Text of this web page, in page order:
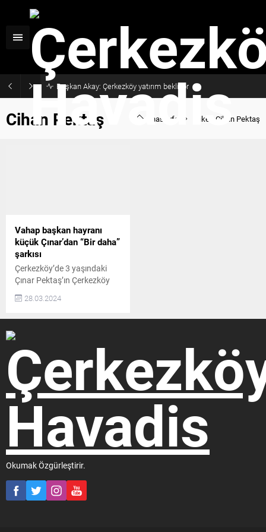
Başkan Akay: Çerkezköy yatırım bekliyor
Cihan Pektaş Anasayfa Etiket: Cihan Pektaş
Vahap başkan hayranı
küçük Çınar’dan “Bir daha”
şarkısı
Çerkezköy’de 3 yaşındaki
Çınar Pektaş’ın Çerkezköy
adayı Vahap Akay’ın “Bir
31 Mart yerel seçimlerine
sayılı günler kalırken,
araçlardan çalan seçim
şarkıları da oldukça dikkat
çekiyor. Bu şarkıya kulak
veren ve ezberleyen
Çerkezköy’ün tanına
isimlerinden Cihan...
28.03.2024
Okumak Özgürleştirir.